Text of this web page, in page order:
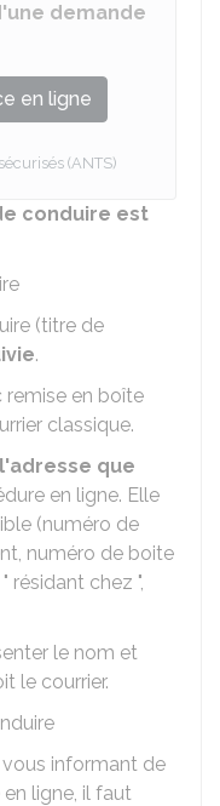
demande
en ligne
(ANTS)
conduire est
(titre de
.
remise en boîte
classique.
que
en ligne. Elle
(numéro de
numéro de boite
résidant chez ",
le nom et
le courrier.
informant de
ligne, il faut